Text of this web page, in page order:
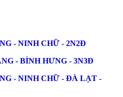
- NINH CHỮ - 2N2Đ
- BÌNH HƯNG - 3N3Đ
- NINH CHỮ - ĐÀ LẠT -